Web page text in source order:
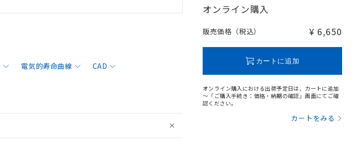
電気的寿命曲線
CAD
オンライン購入
販売価格（税込） ¥ 6,650
カートに追加
オンライン購入における出荷予定日は、カートに追加
～「ご購入手続き：価格・納期の確認」画面にてご確
認ください。
カートをみる